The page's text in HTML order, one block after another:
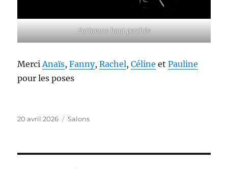
Patineuse haut perchée
MerciAnaïs,Fanny,Rachel,Céline etPauline
pour les poses
Publié
20 avril 2026 Catégories
Salons